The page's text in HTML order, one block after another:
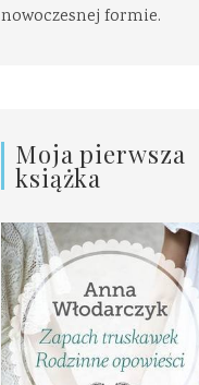
nowoczesnej formie.
Moja pierwsza
książka